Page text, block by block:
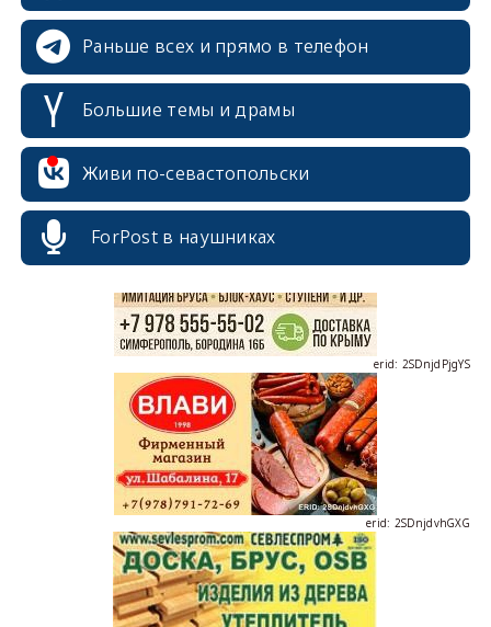
Раньше всех и прямо в телефон
Большие темы и драмы
Живи по-севастопольски
ForPost в наушниках
erid: 2SDnjdvhGXG